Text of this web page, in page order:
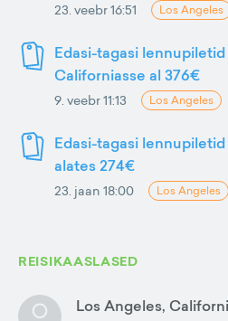
23. veebr 16:51 Los Angeles
Edasi-tagasi
Californiasse al 376€
9. veebr 11:13 Los Angeles
Edasi-tagasi
alates 274€
23. jaan 18:00 Los Angeles
REISIKAASLASED
Los Angeles,